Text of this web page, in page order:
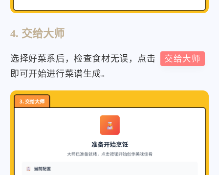
4. 交给大师
选择好菜系后，检查食材无误，点击
交给大师
即可开始进行菜谱生成。